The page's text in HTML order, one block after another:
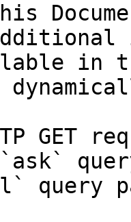
in
GET
query